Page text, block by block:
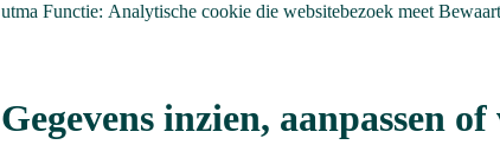
utma Functie: Analytische cookie die websitebezoek meet
Gegevens inzien, aanpassen